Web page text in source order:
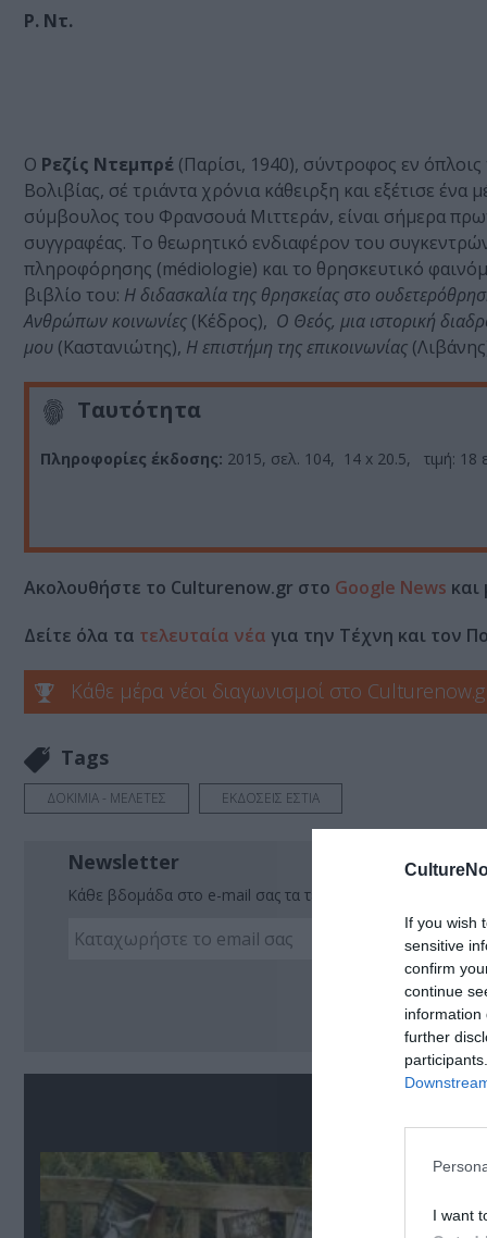
If you wish
sensitive
confirm
continue
information
further
I want
Ρ. Ντ.
Ο Ρεζίς Ντεμπρέ (Παρίσι, 1940), σύντροφος εν
Βολιβίας, σέ τριάντα χρόνια κάθειρξη και εξέτισε
σύμβουλος του Φρανσουά Μιττεράν, είναι σήμερα
συγγραφέας. Το θεωρητικό ενδιαφέρον του
πληροφόρησης (médiologie) και το θρησκευτικό
βιβλίο του: Η διδασκαλία της θρησκείας στο
Ανθρώπων κοινωνίες (Κέδρος), Ο Θεός, μια ιστορική
μου (Καστανιώτης), Η επιστήμη της επικοινωνίας
Ταυτότητα
Πληροφορίες έκδοσης: 2015, σελ. 104, 14 x 20.5, τιμή: 18
Ακολουθήστε το Culturenow.gr στο Google News και
Δείτε όλα τα τελευταία νέα για την Τέχνη και τον
Κάθε μέρα νέοι διαγωνισμοί στο
Tags
ΔΟΚΙΜΙΑ - ΜΕΛΕΤΕΣ ΕΚΔΟΣΕΙΣ ΕΣΤΙΑ
Newsletter
Κάθε βδομάδα στο e-mail σας τα τελευταία νέα για την